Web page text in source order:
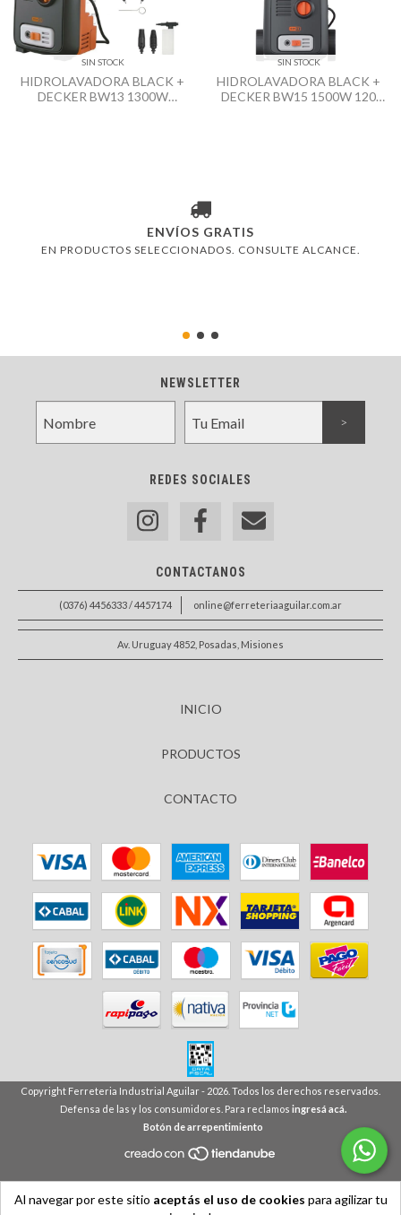
Al navegar por este sitio aceptás el uso de cookies para agilizar tu
SIN STOCK
HIDROLAVADORA BLACK +
DECKER BW13 1300W
SIN STOCK
HIDROLAVADORA BLACK +
DECKER BW15 1500W 120
ENVÍOS GRATIS
EN PRODUCTOS SELECCIONADOS. CONSULTE ALCANCE.
NEWSLETTER
REDES SOCIALES
CONTACTANOS
(0376) 4456333 / 4457174 online@ferreteriaaguilar.com.ar
Av. Uruguay 4852, Posadas, Misiones
INICIO
PRODUCTOS
CONTACTO
Copyright Ferreteria Industrial Aguilar - 2026. Todos los derechos reservados.
Defensa de las y los consumidores. Para reclamos ingresá acá.
Botón de arrepentimiento